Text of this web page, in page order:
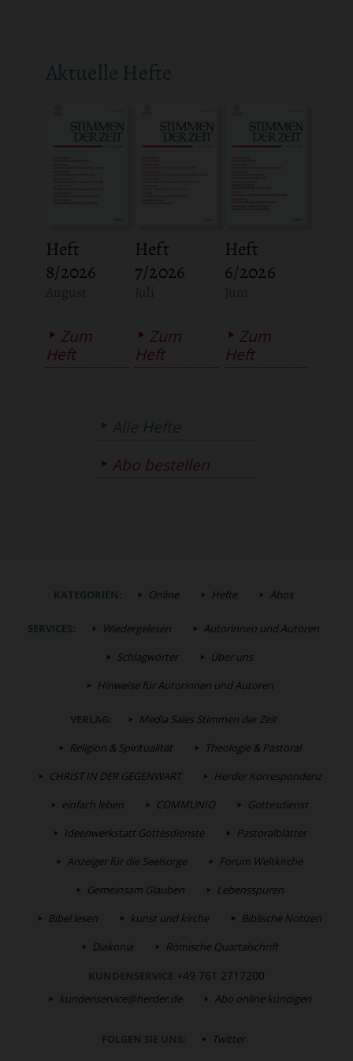
Aktuelle Hefte
Heft
8/2026
Zum
Heft
Heft
7/2026
Zum
Heft
Heft
6/2026
Zum
Heft
Alle Hefte
Abo bestellen
KATEGORIEN: Online Hefte Abos
SERVICES: Wiedergelesen
Autorinnen und Autoren
Schlagwörter
Über uns
Hinweise für Autorinnen und Autoren
VERLAG:
Media Sales Stimmen der Zeit
Religion & Spiritualität
Theologie & Pastoral
CHRIST IN DER GEGENWART
Herder Korrespondenz
einfach leben
COMMUNIO
Gottesdienst
Ideenwerkstatt Gottesdienste
Pastoralblätter
Anzeiger für die Seelsorge
Forum Weltkirche
Gemeinsam Glauben
Lebensspuren
Bibel lesen
kunst und kirche
Biblische Notizen
Diakonia
Römische Quartalschrift
KUNDENSERVICE +49 761 2717200
kundenservice@herder.de Abo online kündigen
FOLGEN SIE UNS: Twitter